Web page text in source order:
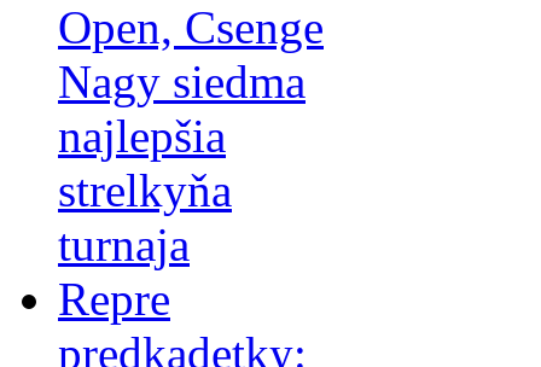
Open, Csenge
Nagy siedma
najlepšia
strelkyňa
turnaja
Repre
predkadetky: